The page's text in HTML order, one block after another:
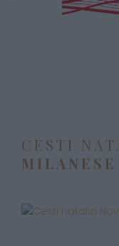
CESTI
MILANESE